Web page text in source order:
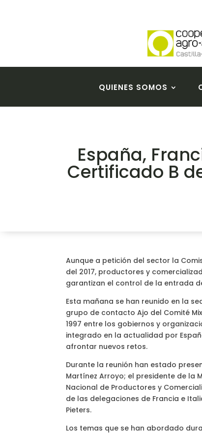
QUIENES SOMOS
España,
Certificado B
Aunque a petición del sector la
del 2017, productores y
garantizan el control de la entrada
Esta mañana se han reunido en la
grupo de contacto Ajo del Comité
1997 entre los gobiernos y
integrado en la actualidad por
afrontar nuevos retos.
Durante la reunión han estado
Martínez Arroyo; el presidente de la
Nacional de Productores y
de las delegaciones de Francia e
Pieters.
Los temas que se han abordado